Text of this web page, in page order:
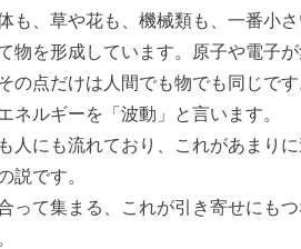
も、草や花も、機械類も、一番小さ
物を形成しています。原子や電子
の点だけは人間でも物でも同じです
ネルギーを「波動」と言います。
人にも流れており、これがあまり
説です。
って集まる、これが引き寄せにもつ